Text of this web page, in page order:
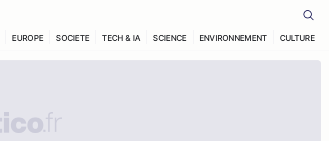
EUROPE SOCIETE TECH & IA SCIENCE ENVIRONNEMENT CULTURE